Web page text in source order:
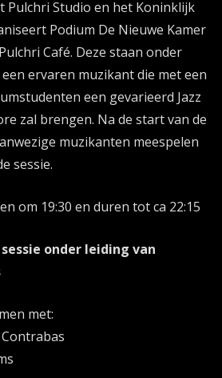
Pulchri Studio en het Koninklijk
Podium De Nieuwe Kamer
Café. Deze staan onder
ervaren muzikant die met een
een gevarieerd Jazz
zal brengen. Na de start van de
muzikanten meespelen
sessie.
om 19:30 en duren tot ca 22:15
onder leiding van
met: